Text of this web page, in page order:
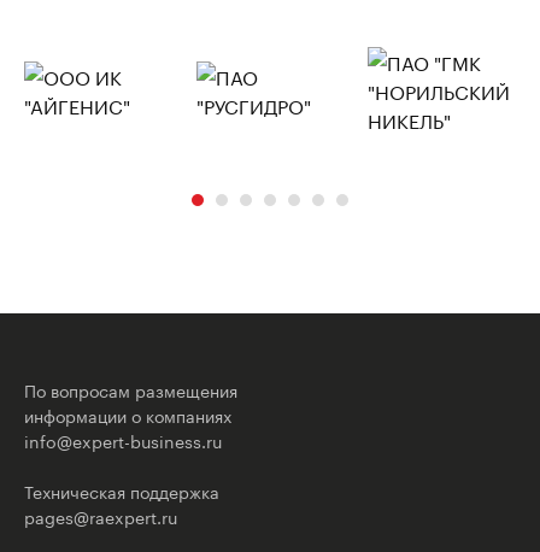
По вопросам размещения
информации о компаниях
info@expert-business.ru
Техническая поддержка
pages@raexpert.ru